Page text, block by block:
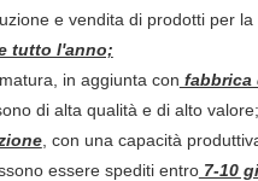
e vendita di prodotti per
tutto l'anno;
in aggiunta con fabbrica
di alta qualità e di alto valore;
, con una capacità
essere spediti entro7-10